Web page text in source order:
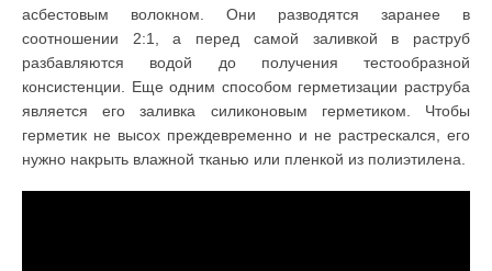
асбестовым волокном. Они разводятся заранее в
соотношении 2:1, а перед самой заливкой в раструб
разбавляются водой до получения тестообразной
консистенции. Еще одним способом герметизации раструба
является его заливка силиконовым герметиком. Чтобы
герметик не высох преждевременно и не растрескался, его
нужно накрыть влажной тканью или пленкой из полиэтилена.